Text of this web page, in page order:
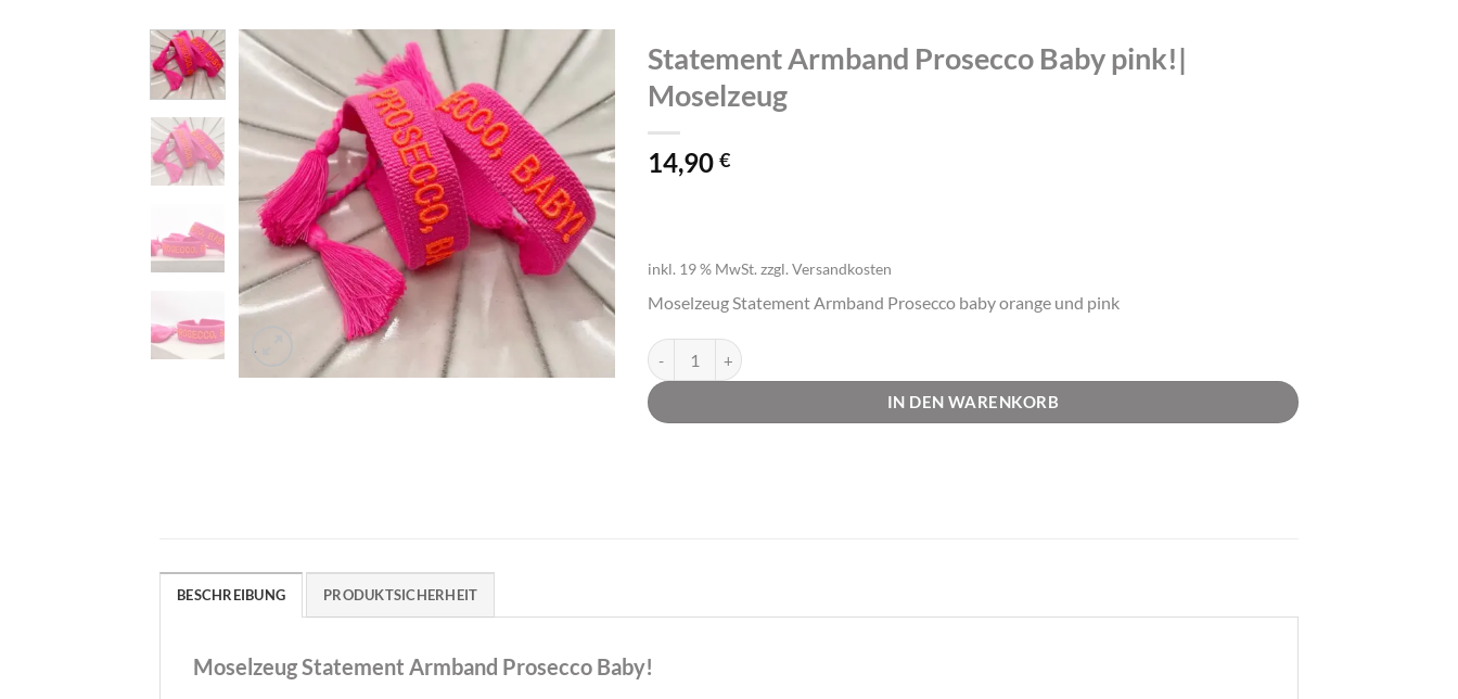
Statement Armband Prosecco Baby pink!|
Moselzeug
14,90 €
inkl. 19 % MwSt. zzgl. Versandkosten
Moselzeug Statement Armband Prosecco baby orange und pink
Statement Armband Prosecco Baby pink!| Moselzeug Menge
IN DEN WARENKORB
BESCHREIBUNG PRODUKTSICHERHEIT
Moselzeug Statement Armband Prosecco Baby!